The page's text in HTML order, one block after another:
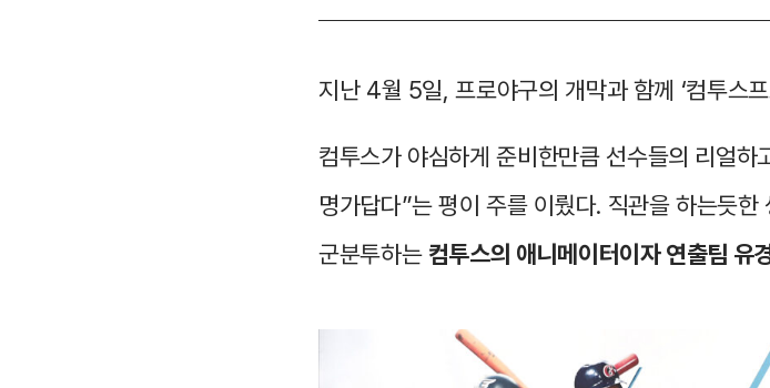
지난 4월 5일, 프로야구의 개막과 함께 ‘컴투스
컴투스가 야심하게 준비한만큼 선수들의 리얼
명가답다”는 평이 주를 이뤘다. 직관을 하는듯
군분투하는 컴투스의 애니메이터이자 연출팀 유